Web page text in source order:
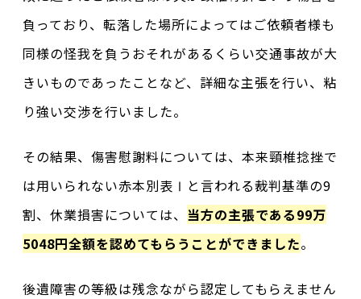
負っており、転落した場所によってはご依頼者様も
同様の怪我を負うおそれがあるくらい交通事故が大
きいものであったことなど、詳細な主張を行い、粘
り強い交渉を行いました。
その結果、傷害慰謝料については、本来頸椎捻挫で
は用いられない赤本別表Ⅰと言われる裁判基準の9
割、休業損害については、 当方の主張である99万
5048円全額を認めてもらうことができました。
後遺障害の等級は残念ながら認定してもらえません